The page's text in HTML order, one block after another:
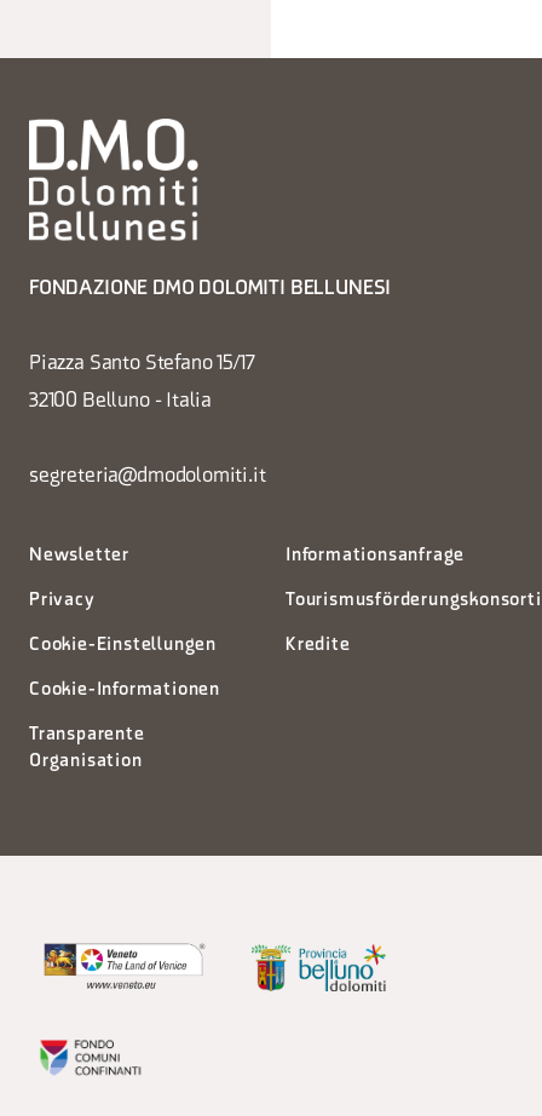
FONDAZIONE DMO DOLOMITI BELLUNESI
Piazza Santo Stefano 15/17
32100 Belluno - Italia
segreteria@dmodolomiti.it
Newsletter
Privacy
Cookie-Einstellungen
Cookie-Informationen
Transparente
Organisation
Informationsanfrage
Kredite